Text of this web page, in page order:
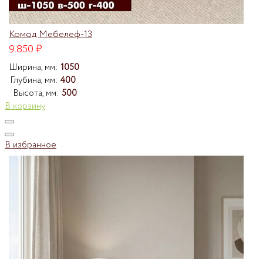
Комод Мебелеф-13
9.850₽
Ширина, мм: 1050
Глубина, мм: 400
Высота, мм: 500
В корзину
В избранное